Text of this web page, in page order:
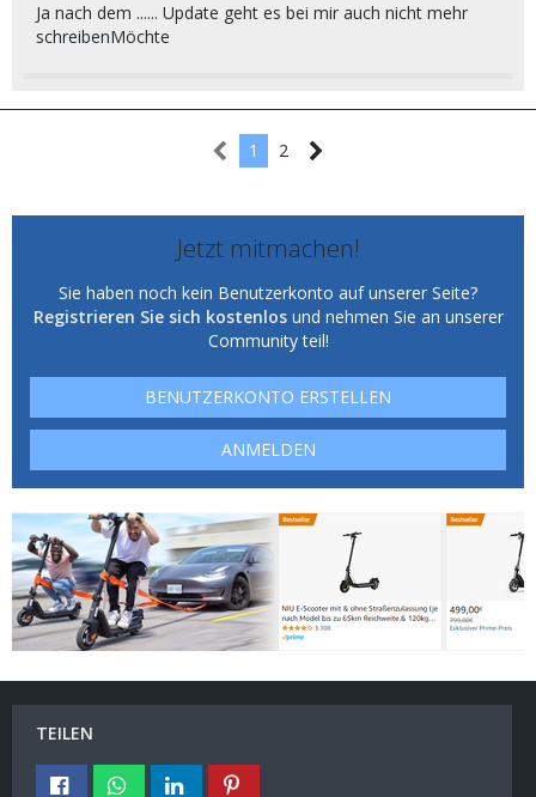
Ja nach dem ...... Update geht es bei mir auch nicht mehr
schreibenMöchte
1 2
Jetzt mitmachen!
Sie haben noch kein Benutzerkonto auf unserer Seite?
Registrieren Sie sich kostenlosund nehmen Sie an unserer
Community teil!
BENUTZERKONTO ERSTELLEN
ANMELDEN
TEILEN